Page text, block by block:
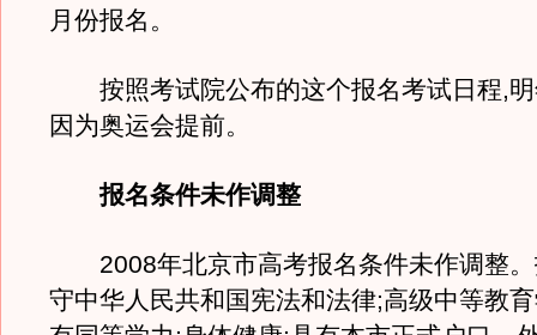
月份报名。
按照考试院公布的这个报名考试日程,明
因为奥运会提前。
报名条件未作调整
2008年北京市高考报名条件未作调整。
守中华人民共和国宪法和法律;高级中等教